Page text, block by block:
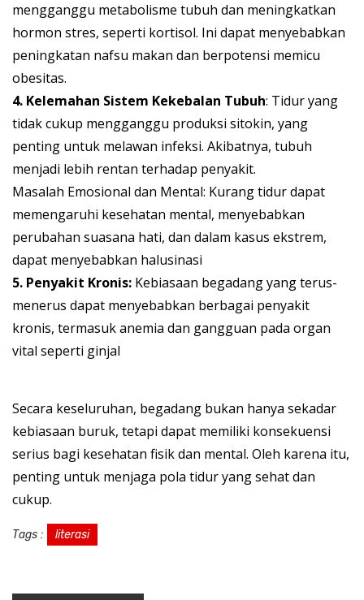
mengganggu metabolisme tubuh dan meningkatkan
hormon stres, seperti kortisol. Ini dapat menyebabkan
peningkatan nafsu makan dan berpotensi memicu
obesitas.
4. Kelemahan Sistem Kekebalan Tubuh: Tidur yang
tidak cukup mengganggu produksi sitokin, yang
penting untuk melawan infeksi. Akibatnya, tubuh
menjadi lebih rentan terhadap penyakit.
Masalah Emosional dan Mental: Kurang tidur dapat
memengaruhi kesehatan mental, menyebabkan
perubahan suasana hati, dan dalam kasus ekstrem,
dapat menyebabkan halusinasi
5. Penyakit Kronis: Kebiasaan begadang yang terus-
menerus dapat menyebabkan berbagai penyakit
kronis, termasuk anemia dan gangguan pada organ
vital seperti ginjal
Secara keseluruhan, begadang bukan hanya sekadar
kebiasaan buruk, tetapi dapat memiliki konsekuensi
serius bagi kesehatan fisik dan mental. Oleh karena itu,
penting untuk menjaga pola tidur yang sehat dan
cukup.
Tags : literasi